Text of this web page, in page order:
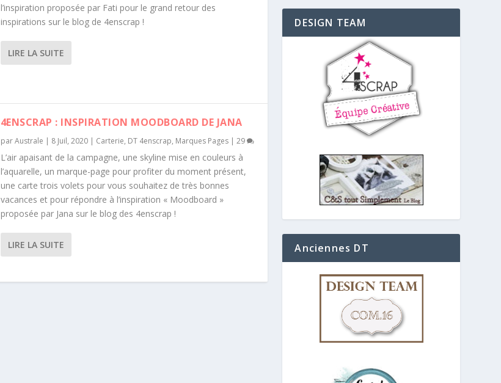
l’inspiration proposée par Fati pour le grand retour des
inspirations sur le blog de 4enscrap !
LIRE LA SUITE
4ENSCRAP : INSPIRATION MOODBOARD DE JANA
parAustrale | 8 Juil, 2020| Carterie, DT 4enscrap, Marques Pages| 29
L’air apaisant de la campagne, une skyline mise en couleurs à
l’aquarelle, un marque-page pour profiter du moment présent,
une carte trois volets pour vous souhaitez de très bonnes
vacances et pour répondre à l’inspiration « Moodboard »
proposée par Jana sur le blog des 4enscrap !
LIRE LA SUITE
DESIGN TEAM
Anciennes DT